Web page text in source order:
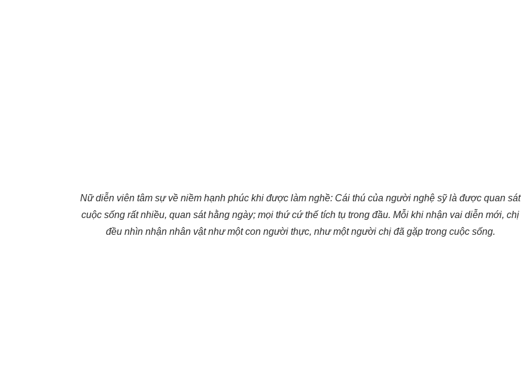
Nữ diễn viên tâm sự về niềm hạnh phúc khi được làm nghề: Cái thú của người nghệ sỹ là được quan sát
cuộc sống rất nhiều, quan sát hằng ngày; mọi thứ cứ thế tích tụ trong đầu. Mỗi khi nhận vai diễn mới, chị
đều nhìn nhận nhân vật như một con người thực, như một người chị đã gặp trong cuộc sống.